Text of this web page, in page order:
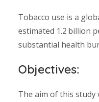
Tobacco use is a
estimated 1.2 billion
substantial health
Objectives:
The aim of this study